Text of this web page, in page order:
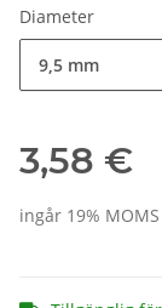
Diameter
9,5 mm
3,58 €
ingår 19%